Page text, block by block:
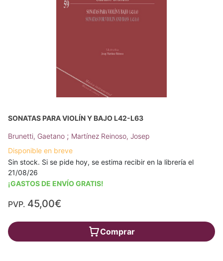
SONATAS PARA VIOLÍN Y BAJO L42-L63
Brunetti, Gaetano ; Martínez Reinoso, Josep
Disponible en breve
Sin stock. Si se pide hoy, se estima recibir en la librería el
21/08/26
¡GASTOS DE ENVÍO GRATIS!
PVP. 45,00€
Comprar